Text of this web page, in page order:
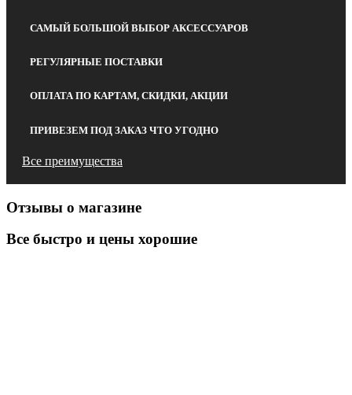
САМЫЙ БОЛЬШОЙ ВЫБОР АКСЕССУАРОВ
РЕГУЛЯРНЫЕ ПОСТАВКИ
ОПЛАТА ПО КАРТАМ, СКИДКИ, АКЦИИ
ПРИВЕЗЕМ ПОД ЗАКАЗ ЧТО УГОДНО
Все преимущества
Отзывы о магазине
Все быстро и цены хорошие